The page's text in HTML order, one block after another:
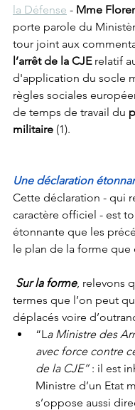
la Défense - Mme
porte parole du
tour joint aux
l’arrêt de la CJE relatif
d'application du socle
règles sociales
de temps de travail du
militaire (1).
Une déclaration
Cette déclaration - qui
caractère officiel - est
étonnante que les
le plan de la forme que
Sur la forme, relevons
termes que l’on peut
déplacés voire
“L a Ministre des
avec force contre
de la CJE” : il est
Ministre d’un Etat
s’oppose aussi